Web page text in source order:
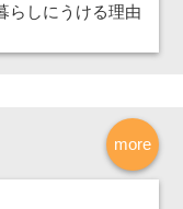
らしにうける理由
more